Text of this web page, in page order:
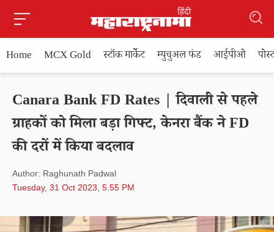
Home MCX Gold स्टॉक मार्केट म्युचुअल फंड आईपीओ
Canara Bank FD Rates | दिवाली से पहले
ग्राहकों को मिला बड़ा गिफ्ट, केनरा बैंक ने FD
की दरों में किया बदलाव
Author: Raghunath Padwal
Tuesday, 31 Oct 2023, 5.55 PM